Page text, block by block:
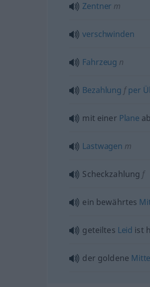
Zentner m
verschwinden
Fahrzeug n
Bezahlung fper
mit einer Plane
Lastwagen m
Scheckzahlung f
ein bewährtes
geteiltes Leid ist
der goldene